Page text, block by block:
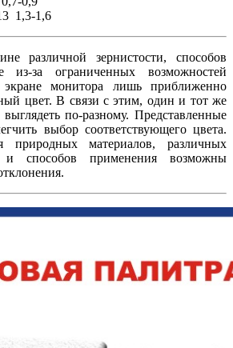
1,3-1,6
различной зернистости, способов
из-за ограниченных возможностей
монитора лишь приближенно
цвет. В связи с этим, один и тот же
по-разному. Представленные
выбор соответствующего цвета.
природных материалов, различных
и способов применения возможны